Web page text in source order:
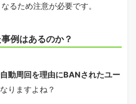
なるため注意が必要です。
例はあるのか？
自動周回を理由にBANされたユー
りますよね？